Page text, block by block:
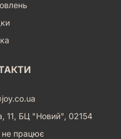
11, БЦ "Новий", 02154
працює